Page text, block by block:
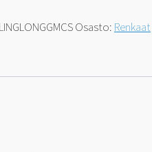
Osasto: Renkaat